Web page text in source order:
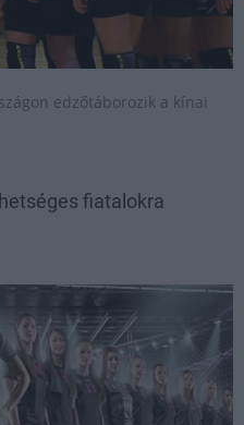
edzőtáborozik a kínai
fiatalokra